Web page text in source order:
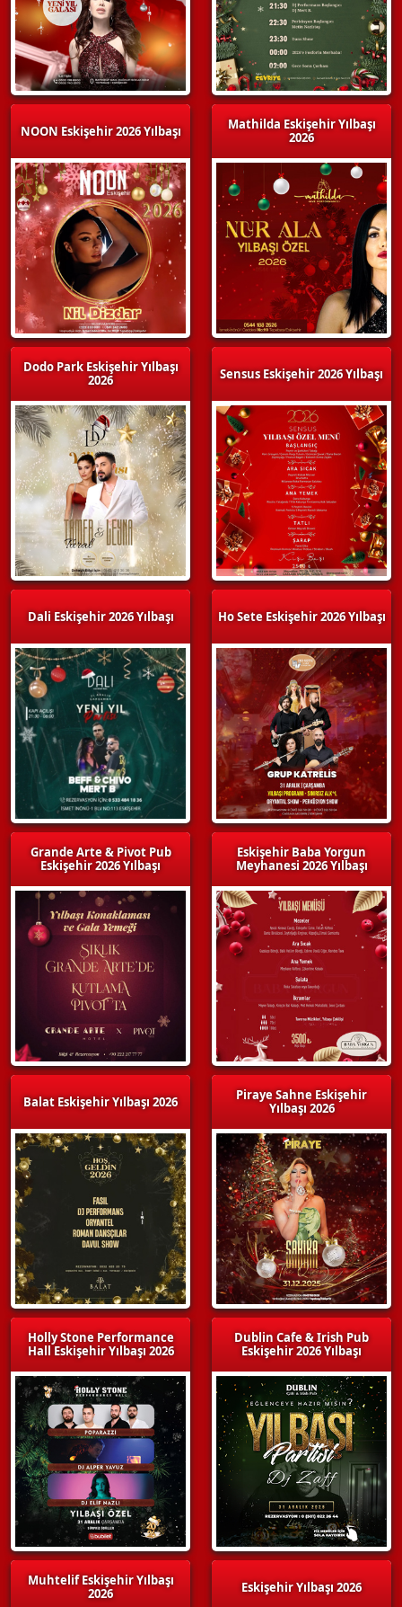
NOON Eskişehir 2026 Yılbaşı
Dodo Park Eskişehir Yılbaşı
2026
Dali Eskişehir 2026 Yılbaşı
Grande Arte & Pivot Pub
Eskişehir 2026 Yılbaşı
Balat Eskişehir Yılbaşı 2026
Holly Stone Performance
Hall Eskişehir Yılbaşı 2026
Muhtelif Eskişehir Yılbaşı
2026
Mathilda Eskişehir Yılbaşı
2026
Sensus Eskişehir 2026 Yılbaşı
Ho Sete Eskişehir 2026 Yılbaşı
Eskişehir Baba Yorgun
Meyhanesi 2026 Yılbaşı
Piraye Sahne Eskişehir
Yılbaşı 2026
Dublin Cafe & Irish Pub
Eskişehir 2026 Yılbaşı
Eskişehir Yılbaşı 2026